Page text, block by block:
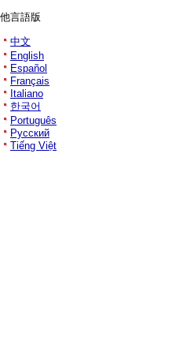
他言語版
中文
English
Español
Français
Italiano
한국어
Português
Русский
Tiếng Việt